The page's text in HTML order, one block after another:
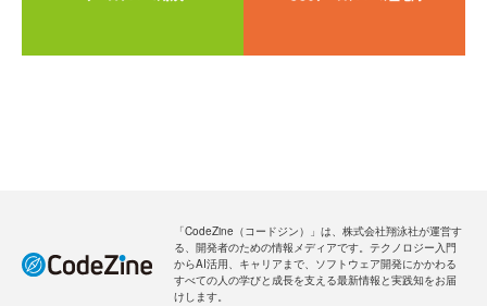
「CodeZine（コードジン）」は、株式会社翔泳社が運営す
る、開発者のための情報メディアです。テクノロジー入門
からAI活用、キャリアまで、ソフトウェア開発にかかわる
すべての人の学びと成長を支える最新情報と実践知をお届
けします。